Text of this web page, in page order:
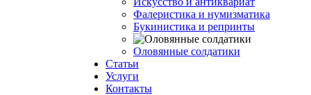
Фалеристика и нумизматика
Букинистика и репринты
Оловянные солдатики
Статьи
Услуги
Контакты